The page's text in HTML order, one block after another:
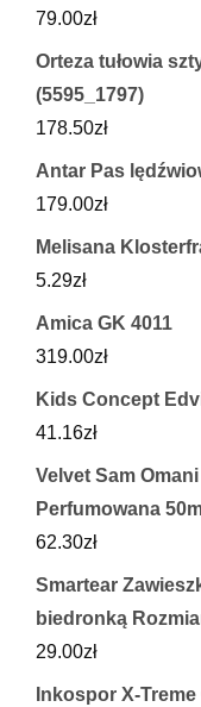
79.00zł
Orteza tułowia
(5595_1797)
178.50zł
Antar Pas
179.00zł
Melisana
5.29zł
Amica GK 4011
319.00zł
Kids Concept
41.16zł
Velvet Sam
Perfumowana
62.30zł
Smartear
biedronką
29.00zł
Inkospor X-